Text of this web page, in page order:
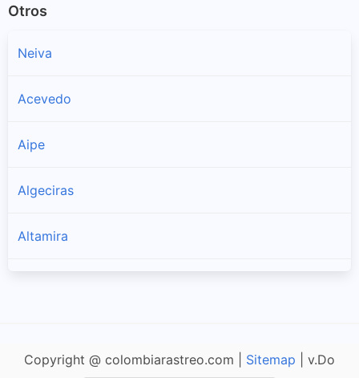
Otros
Neiva
Acevedo
Aipe
Algeciras
Altamira
Copyright @ colombiarastreo.com | Sitemap | v.Do